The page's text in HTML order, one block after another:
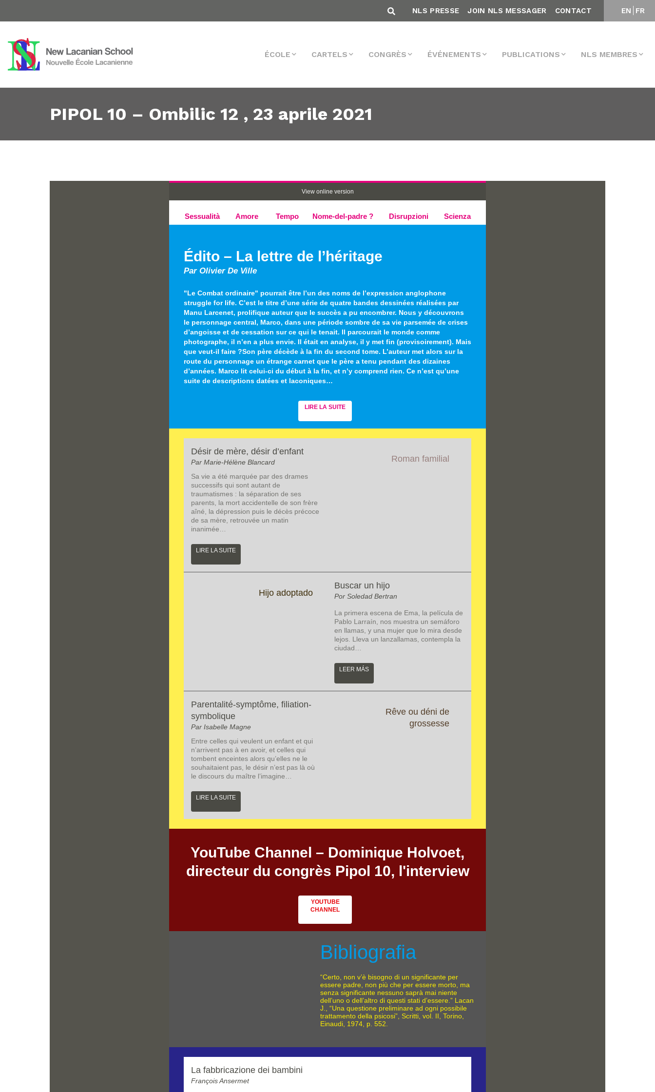
EN FR
NLS PRESSE JOIN NLS MESSAGER CONTACT
ÉCOLE CARTELS CONGRÈS ÉVÉNEMENTS PUBLICATIONS NLS MEMBRES
PIPOL 10 – Ombilic 12 , 23 aprile 2021
View online version
Sessualità Amore Tempo Nome-del-padre ? Disrupzioni Scienza
Édito – La lettre de l’héritage
Par Olivier De Ville
"Le Combat ordinaire" pourrait être l’un des noms de l’expression anglophone
struggle for life. C’est le titre d’une série de quatre bandes dessinées réalisées par
Manu Larcenet, prolifique auteur que le succès a pu encombrer. Nous y découvrons
le personnage central, Marco, dans une période sombre de sa vie parsemée de crises
d’angoisse et de cessation sur ce qui le tenait. Il parcourait le monde comme
photographe, il n’en a plus envie. Il était en analyse, il y met fin (provisoirement). Mais
que veut-il faire ?Son père décède à la fin du second tome. L’auteur met alors sur la
route du personnage un étrange carnet que le père a tenu pendant des dizaines
d’années. Marco lit celui-ci du début à la fin, et n’y comprend rien. Ce n’est qu’une
suite de descriptions datées et laconiques…
LIRE LA SUITE
Roman familial
Désir de mère, désir d’enfant
Par Marie-Hélène Blancard
Sa vie a été marquée par des drames
successifs qui sont autant de
traumatismes : la séparation de ses
parents, la mort accidentelle de son frère
aîné, la dépression puis le décès précoce
de sa mère, retrouvée un matin
inanimée…
LIRE LA SUITE
Hijo adoptado
Buscar un hijo
Por Soledad Bertran
La primera escena de Ema, la película de
Pablo Larraín, nos muestra un semáforo
en llamas, y una mujer que lo mira desde
lejos. Lleva un lanzallamas, contempla la
ciudad…
LEER MÁS
Rêve ou déni de
grossesse
Parentalité-symptôme, filiation-
symbolique
Par Isabelle Magne
Entre celles qui veulent un enfant et qui
n’arrivent pas à en avoir, et celles qui
tombent enceintes alors qu’elles ne le
souhaitaient pas, le désir n’est pas là où
le discours du maître l’imagine…
LIRE LA SUITE
YouTube Channel – Dominique Holvoet,
directeur du congrès Pipol 10, l'interview
YOUTUBE
CHANNEL
Bibliografia
“Certo, non v’è bisogno di un significante per
essere padre, non più che per essere morto, ma
senza significante nessuno saprà mai niente
dell’uno o dell’altro di questi stati d’essere.” Lacan
J., “Una questione preliminare ad ogni possibile
trattamento della psicosi”, Scritti, vol. II, Torino,
Einaudi, 1974, p. 552.
La fabbricazione dei bambini
François Ansermet